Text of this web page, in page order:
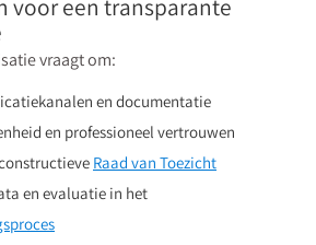
voor een transparante
vraagt om:
en documentatie
en professioneel vertrouwen
Raad van Toezicht
en evaluatie in het